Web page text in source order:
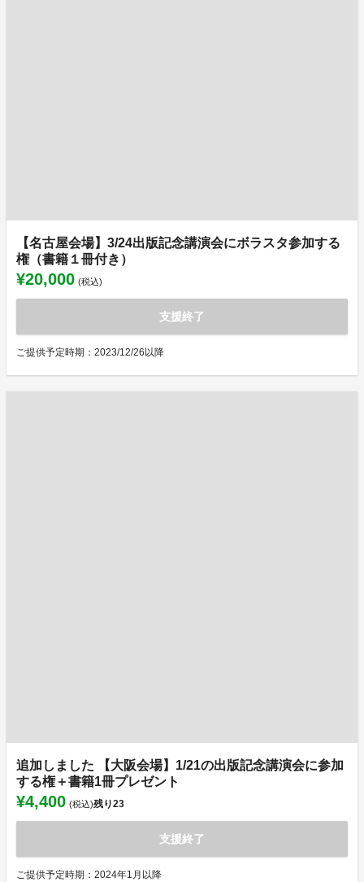
【名古屋会場】3/24出版記念講演会にボラスタ参加する
権（書籍１冊付き）
¥20,000 (税込)
支援終了
ご提供予定時期：2023/12/26以降
追加しました 【大阪会場】1/21の出版記念講演会に参加
する権＋書籍1冊プレゼント
¥4,400 (税込)残り23
支援終了
ご提供予定時期：2024年1月以降